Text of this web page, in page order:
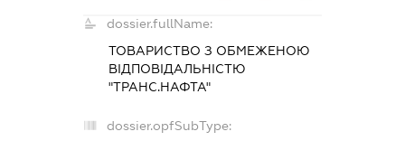
dossier.fullName:
ТОВАРИСТВО З ОБМЕЖЕНОЮ
ВІДПОВІДАЛЬНІСТЮ
"ТРАНС.НАФТА"
dossier.opfSubType: